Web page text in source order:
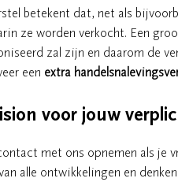
betekent dat, net als
ze worden verkocht. Een
zal zijn en daarom de
een extra
voor jouw
met ons opnemen als je
alle ontwikkelingen en